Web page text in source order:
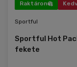
Raktáron
Sportful
Sportful Hot
fekete